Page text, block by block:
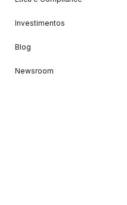
Investimentos
Blog
Newsroom